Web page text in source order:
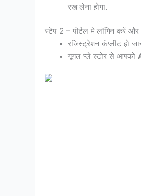
रख लेना होगा.
स्टेप 2 – पोर्टल मे लॉगिन करें
रजिस्ट्रेशन कंप्लीट हो
गूगल प्ले स्टोर से आपको